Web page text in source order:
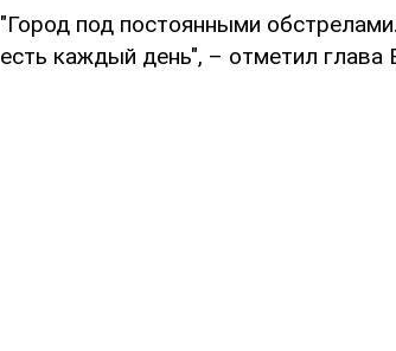
"Город под постоянными
есть каждый день", – отметил глава